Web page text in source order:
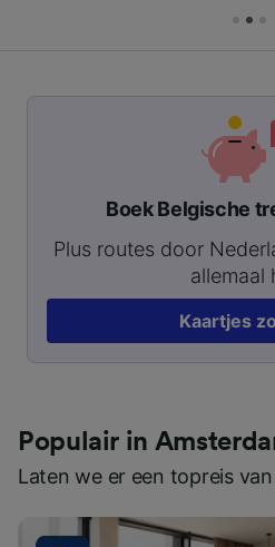
Boek Belgische
Plus routes door
allemaal
Kaartjes
Populair in
Laten we er een topreis